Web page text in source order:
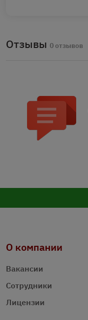
Отзывы 0 отзывов
О компании
Вакансии
Сотрудники
Лицензии